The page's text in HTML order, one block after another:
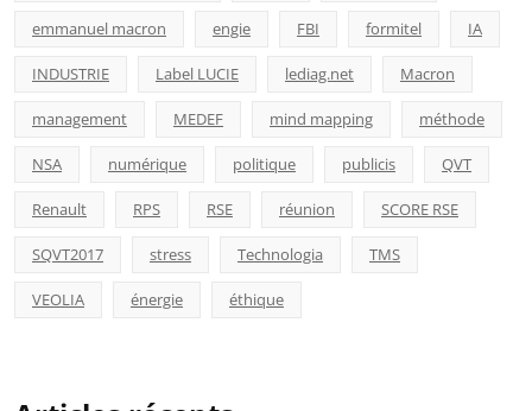
emmanuel macron engie FBI formitel IA
INDUSTRIE Label LUCIE lediag.net Macron
management MEDEF mind mapping méthode
NSA numérique politique publicis QVT
Renault RPS RSE réunion SCORE RSE
SQVT2017 stress Technologia TMS
VEOLIA énergie éthique